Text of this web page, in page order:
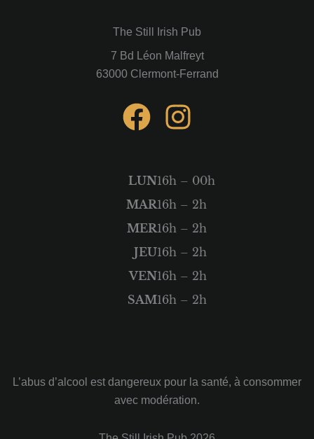
The Still Irish Pub
7 Bd Léon Malfreyt
63000 Clermont-Ferrand
F
c
e
b
o
o
k
I
t
a
g
r
LUN16h – 00h
MAR16h – 2h
MER16h – 2h
JEU16h – 2h
VEN16h – 2h
SAM16h – 2h
L’abus d’alcool est dangereux pour la santé, à consommer
avec modération.